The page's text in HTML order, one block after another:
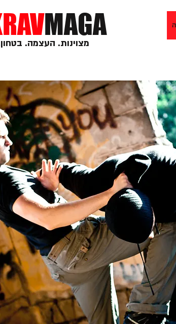
MAGA
מצוינות. העצמה.